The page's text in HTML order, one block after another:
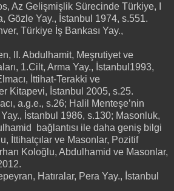
Az Gelişmişlik Sürecinde Türkiye, I
Gözle Yay., İstanbul 1974, s.551.
Türkiye İş Bankası Yay.,
II. Abdulhamit, Meşrutiyet ve
1.Cilt, Arma Yay., İstanbul1993,
İttihat-Terakki ve
Kitapevi, İstanbul 2005, s.25.
a.g.e., s.26; Halil Menteşe’nin
Yay., İstanbul 1986, s.130; Masonluk,
bağlantısı ile daha geniş bilgi
İttihatçılar ve Masonlar, Pozitif
Koloğlu, Abdulhamid ve Masonlar,
Hatıralar, Pera Yay., İstanbul